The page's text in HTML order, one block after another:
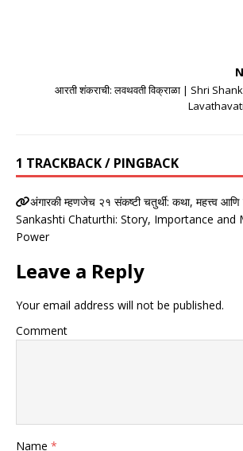
आरती शंकराची: लवथवती विक्राळा | Shri
1 TRACKBACK / PINGBACK
अंगारकी म्हणजेच २१ संकष्टी चतुर्थी: कथा, महत्त्व
Sankashti Chaturthi: Story, Importance and
Power
Leave a Reply
Your email address will not be published.
Comment
Name *